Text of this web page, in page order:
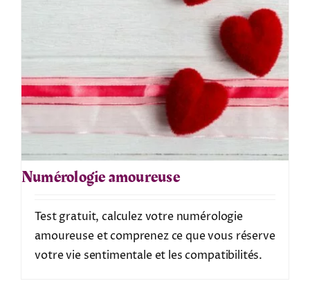
Numérologie amoureuse
Test gratuit, calculez votre numérologie
amoureuse et comprenez ce que vous réserve
votre vie sentimentale et les compatibilités.